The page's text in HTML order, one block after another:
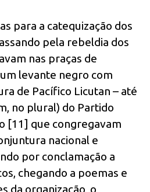
para a catequização dos
pela rebeldia dos
nas praças de
levante negro com
de Pacífico Licutan – até
no plural) do Partido
[11] que congregavam
nacional e
por conclamação a
chegando a poemas e
da organização, o